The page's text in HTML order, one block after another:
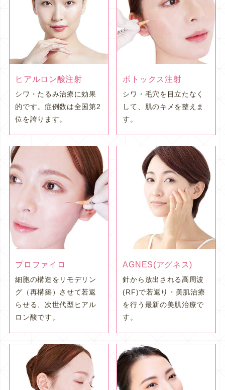
ヒアルロン酸注射
シワ・たるみ治療に効果
的です。症例数は全国第2
位を誇ります。
ボトックス注射
シワ・毛穴を目立たなく
して、肌のキメを整えま
す。
プロファイロ
細胞の構造をリモデリン
グ（再構築）させて若返
らせる、次世代型ヒアル
ロン酸です。
AGNES(アグネス)
針から放出される高周波
(RF)で若返り・美肌治療
を行う最新の美肌治療で
す。